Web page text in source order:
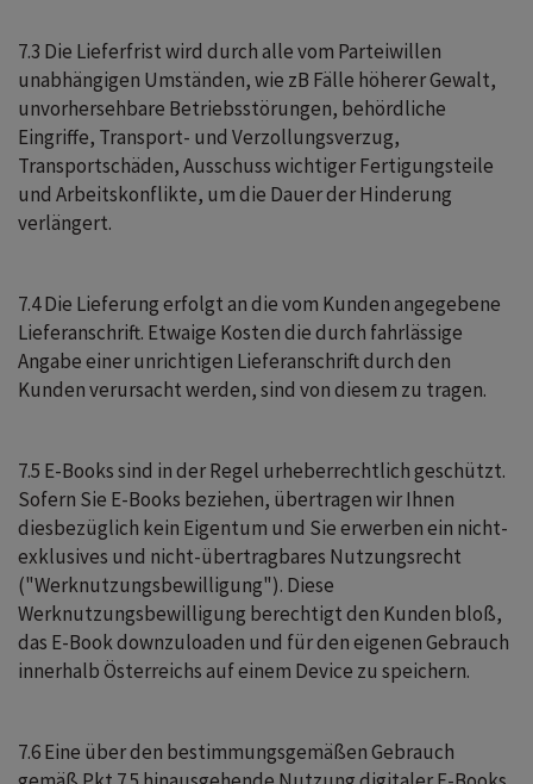
7.3 Die Lieferfrist wird durch alle vom Parteiwillen
unabhängigen Umständen, wie zB Fälle höherer Gewalt,
unvorhersehbare Betriebsstörungen, behördliche
Eingriffe, Transport- und Verzollungsverzug,
Transportschäden, Ausschuss wichtiger Fertigungsteile
und Arbeitskonflikte, um die Dauer der Hinderung
verlängert.
7.4 Die Lieferung erfolgt an die vom Kunden angegebene
Lieferanschrift. Etwaige Kosten die durch fahrlässige
Angabe einer unrichtigen Lieferanschrift durch den
Kunden verursacht werden, sind von diesem zu tragen.
7.5 E-Books sind in der Regel urheberrechtlich geschützt.
Sofern Sie E-Books beziehen, übertragen wir Ihnen
diesbezüglich kein Eigentum und Sie erwerben ein nicht-
exklusives und nicht-übertragbares Nutzungsrecht
("Werknutzungsbewilligung"). Diese
Werknutzungsbewilligung berechtigt den Kunden bloß,
das E-Book downzuloaden und für den eigenen Gebrauch
innerhalb Österreichs auf einem Device zu speichern.
7.6 Eine über den bestimmungsgemäßen Gebrauch